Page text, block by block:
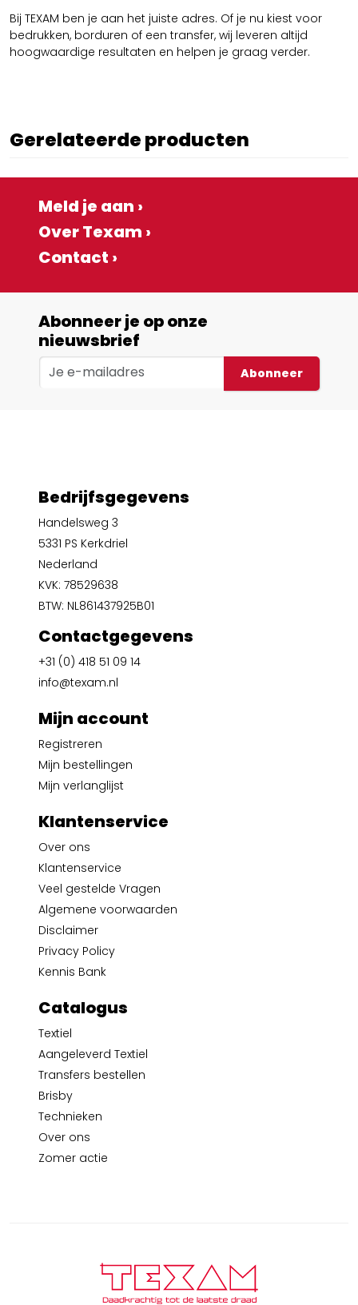
Bij TEXAM ben je aan het juiste adres. Of je nu kiest voor
bedrukken, borduren of een transfer, wij leveren altijd
hoogwaardige resultaten en helpen je graag verder.
Gerelateerde producten
Meld je aan ›
Over Texam ›
Contact ›
Abonneer je op onze
nieuwsbrief
Abonneer
Bedrijfsgegevens
Handelsweg 3
5331 PS Kerkdriel
Nederland
KVK: 78529638
BTW: NL861437925B01
Contactgegevens
+31 (0) 418 51 09 14
info@texam.nl
Mijn account
Registreren
Mijn bestellingen
Mijn verlanglijst
Klantenservice
Over ons
Klantenservice
Veel gestelde Vragen
Algemene voorwaarden
Disclaimer
Privacy Policy
Kennis Bank
Catalogus
Textiel
Aangeleverd Textiel
Transfers bestellen
Brisby
Technieken
Over ons
Zomer actie